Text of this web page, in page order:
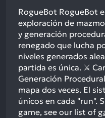
RogueBot RogueBot
exploración de
y generación
renegado que lucha
niveles generados
partida es única. ⚔️
Generación
mapa dos veces. El
únicos en cada "run".
game, see our list of